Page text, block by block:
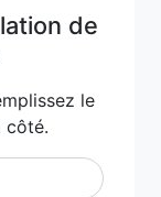
de
le
côté.